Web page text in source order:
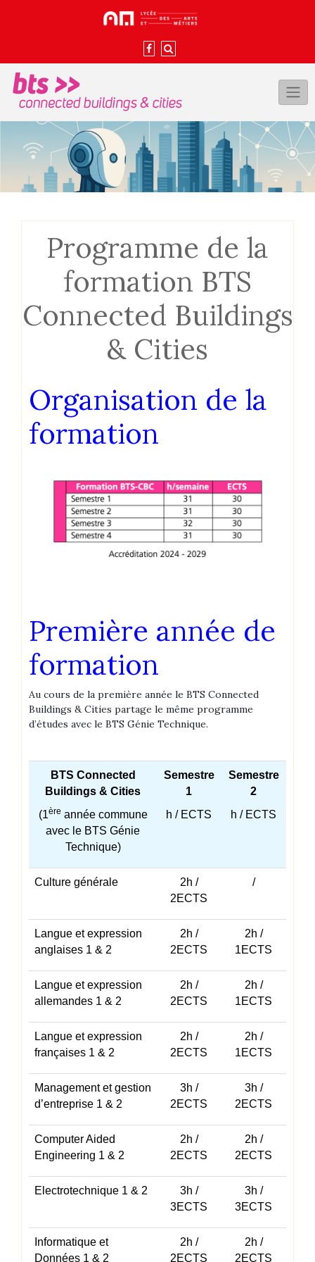
Programme de la
formation BTS
Connected Buildings
& Cities
Organisation de la
formation
Première année de
formation
Au cours de la première année le BTS Connected
Buildings & Cities partage le même programme
d’études avec le BTS Génie Technique.
BTS Connected
Buildings & Cities
(1ère année commune
avec le BTS Génie
Technique)
Semestre
1
h / ECTS
Semestre
2
h / ECTS
Culture générale
2h /
2ECTS
/
Langue et expression
anglaises 1 & 2
2h /
2ECTS
2h /
1ECTS
Langue et expression
allemandes 1 & 2
2h /
2ECTS
2h /
1ECTS
Langue et expression
françaises 1 & 2
2h /
2ECTS
2h /
1ECTS
Management et gestion
d’entreprise 1 & 2
3h /
2ECTS
3h /
2ECTS
Computer Aided
Engineering 1 & 2
2h /
2ECTS
2h /
2ECTS
Electrotechnique 1 & 2
3h /
3ECTS
3h /
3ECTS
Informatique et
Données 1 & 2
2h /
2ECTS
2h /
2ECTS